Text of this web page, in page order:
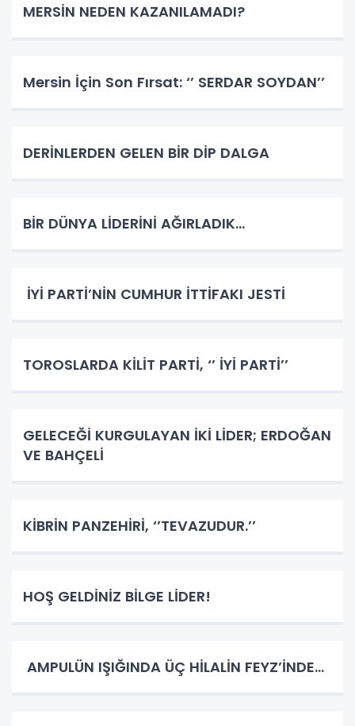
MERSİN NEDEN KAZANILAMADI?
Mersin İçin Son Fırsat: ‘’ SERDAR SOYDAN’’
DERİNLERDEN GELEN BİR DİP DALGA
BİR DÜNYA LİDERİNİ AĞIRLADIK…
İYİ PARTİ’NİN CUMHUR İTTİFAKI JESTİ
TOROSLARDA KİLİT PARTİ, ‘’ İYİ PARTİ’’
GELECEĞİ KURGULAYAN İKİ LİDER; ERDOĞAN
VE BAHÇELİ
KİBRİN PANZEHİRİ, ‘’TEVAZUDUR.’’
HOŞ GELDİNİZ BİLGE LİDER!
AMPULÜN IŞIĞINDA ÜÇ HİLALİN FEYZ’İNDE…